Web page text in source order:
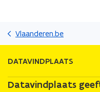
Vlaanderen.be
DATAVINDPLAATS
Datavindplaats